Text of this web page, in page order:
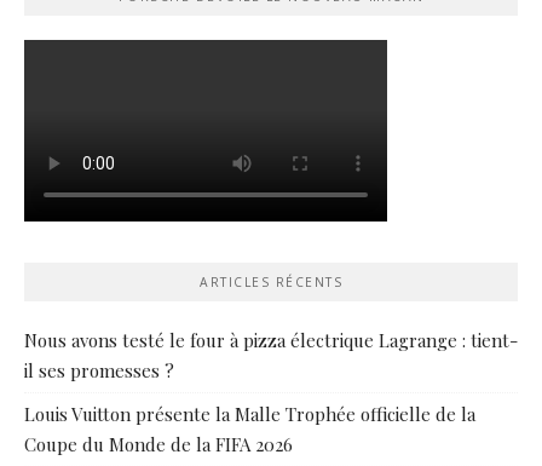
ARTICLES RÉCENTS
Nous avons testé le four à pizza électrique Lagrange : tient-
il ses promesses ?
Louis Vuitton présente la Malle Trophée officielle de la
Coupe du Monde de la FIFA 2026